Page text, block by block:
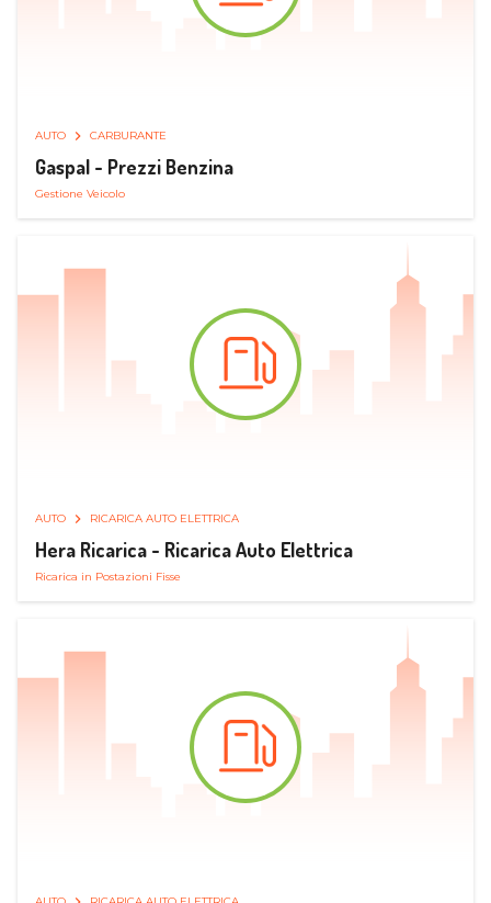
AUTO CARBURANTE
Gaspal - Prezzi Benzina
Gestione Veicolo
AUTO RICARICA AUTO ELETTRICA
Hera Ricarica - Ricarica Auto Elettrica
Ricarica in Postazioni Fisse